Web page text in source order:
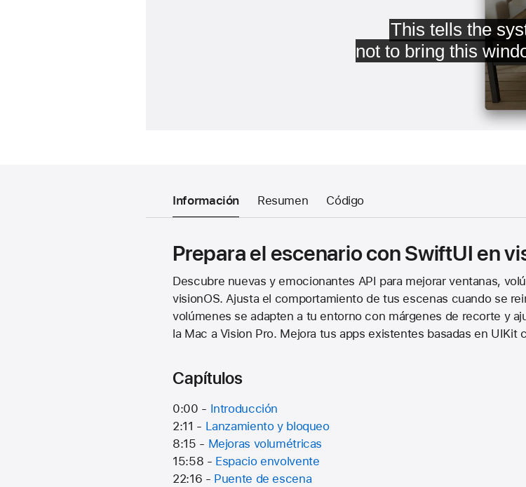
Información Resumen Código
Prepara el escenario con SwiftUI en
Descubre nuevas y emocionantes API para mejorar ventanas,
visionOS. Ajusta el comportamiento de tus escenas cuando se
volúmenes se adapten a tu entorno con márgenes de recorte y
la Mac a Vision Pro. Mejora tus apps existentes basadas en
Capítulos
0:00 - Introducción
2:11 - Lanzamiento y bloqueo
8:15 - Mejoras volumétricas
15:58 - Espacio envolvente
22:16 - Puente de escena